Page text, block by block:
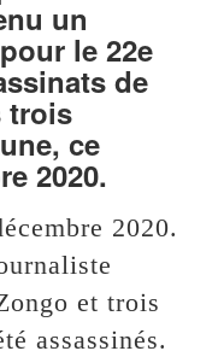
un
le 22e
de
trois
ce
2020.
2020.
et trois
assassinés.